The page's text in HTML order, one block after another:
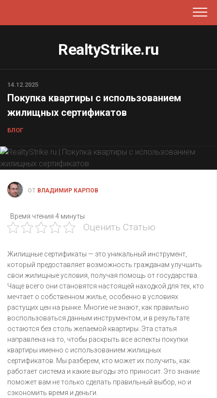
содержанию
RealtyStrike.ru
14.12.2025
Покупка квартиры с использованием
жилищных сертификатов
БЛОГ
ОТ ВЛАДИМИР КАРПОВ
Время чтения 4 минуты
Оценить Статью
Жилищные сертификаты — это уникальный инструмент,
который предоставляет возможность гражданам улучшить
свои жилищные условия, получая помощь от государства.
Чаще всего они становятся настоящей находкой для тех, кто
мечтает о собственном жилье, особенно в условиях
растущих цен на рынке. Многие не знают, как правильно
воспользоваться данным инструментом, и в результате
остаются без столь желаемой квартиры. Эта статья
направлена на то, чтобы раскрыть все аспекты покупки
квартиры именно с использованием жилищных
сертификатов. Мы разберем, кто может их получить, как
работает система и какие выгоды это приносит. Это знание
поможет вам не только сделать правильный выбор, но и
сэкономить время и деньги.